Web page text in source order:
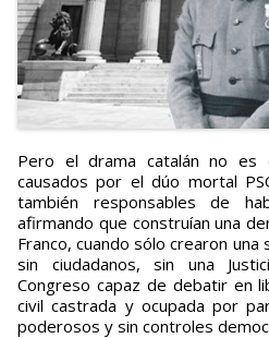
Pero el drama catalán no es el único de los estragos
causados por el dúo mortal
también responsables de
afirmando que construían una
Franco, cuando sólo crearon
sin ciudadanos, sin una
Congreso capaz de debatir en
civil castrada y ocupada por
poderosos y sin controles